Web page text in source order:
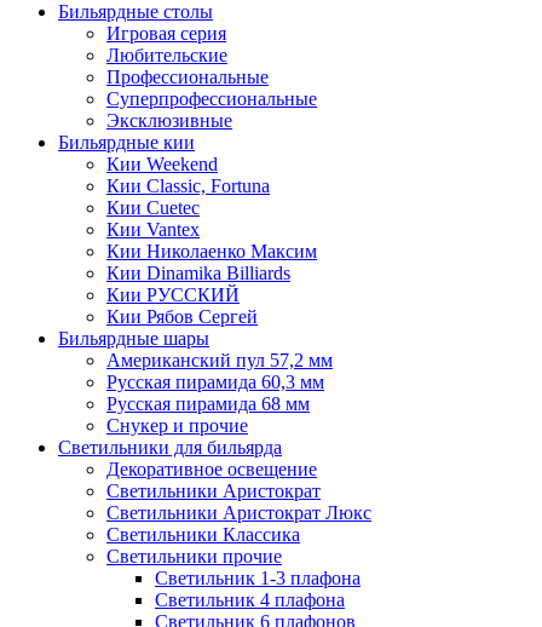
Бильярдные столы
Игровая серия
Любительские
Профессиональные
Суперпрофессиональные
Эксклюзивные
Бильярдные кии
Кии Weekend
Кии Classic, Fortuna
Кии Cuetec
Кии Vantex
Кии Николаенко Максим
Кии Dinamika Billiards
Кии РУССКИЙ
Кии Рябов Сергей
Бильярдные шары
Американский пул 57,2 мм
Русская пирамида 60,3 мм
Русская пирамида 68 мм
Снукер и прочие
Светильники для бильярда
Декоративное освещение
Светильники Аристократ
Светильники Аристократ Люкс
Светильники Классика
Светильники прочие
Светильник 1-3 плафона
Светильник 4 плафона
Светильник 6 плафонов